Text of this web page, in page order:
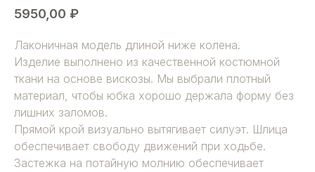
5950,00 ₽
Лаконичная модель длиной ниже колена.
Изделие выполнено из качественной костюмной
ткани на основе вискозы. Мы выбрали плотный
материал, чтобы юбка хорошо держала форму без
лишних заломов.
Прямой крой визуально вытягивает силуэт. Шлица
обеспечивает свободу движений при ходьбе.
Застежка на потайную молнию обеспечивает